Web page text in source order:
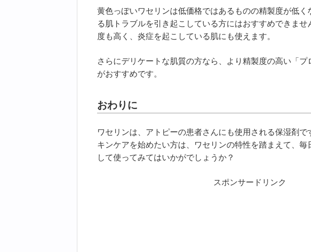
黄色っぽいワセリンは低価格ではあるものの精製度が低く
る肌トラブルを引き起こしている方にはおすすめできませ
度も高く、炎症を起こしている肌にも使えます。
さらにデリケートな肌質の方なら、より精製度の高い「プ
がおすすめです。
おわりに
ワセリンは、アトピーの患者さんにも使用される保湿剤で
キンケアを始めたい方は、ワセリンの特性を踏まえて、毎
して使ってみてはいかがでしょうか？
スポンサードリンク